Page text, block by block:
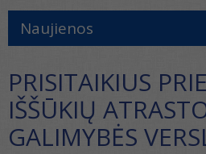
Naujienos
PRISITAIKIUS
IŠŠŪKIŲ
GALIMYBĖS